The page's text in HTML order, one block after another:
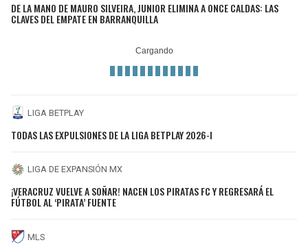
DE LA MANO DE MAURO SILVEIRA, JUNIOR ELIMINA A ONCE CALDAS: LAS
CLAVES DEL EMPATE EN BARRANQUILLA
LIGA BETPLAY
TODAS LAS EXPULSIONES DE LA LIGA BETPLAY 2026-I
LIGA DE EXPANSIÓN MX
¡VERACRUZ VUELVE A SOÑAR! NACEN LOS PIRATAS FC Y REGRESARÁ EL
FÚTBOL AL ‘PIRATA’ FUENTE
MLS